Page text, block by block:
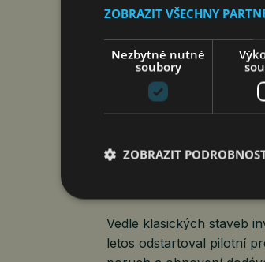
rychlejší reakci při
sloupy zasahující do
„Projekt zahrnoval
dosavadních sloupů.
Chytré technologie
Vedle klasických staveb
letos odstartoval pilotní
ZOBRAZIT VŠECHNY
Nezbytně nutné
soubory
ZOBRAZIT